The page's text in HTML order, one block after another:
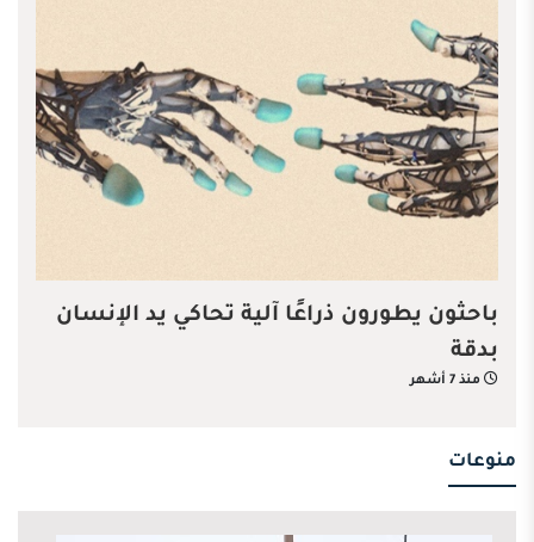
باحثون يطورون ذراعًا آلية تحاكي يد الإنسان
بدقة
منذ 7 أشهر
منوعات